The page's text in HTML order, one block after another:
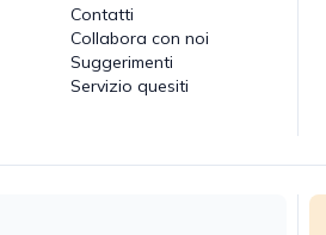
Contatti
Collabora con noi
Suggerimenti
Servizio quesiti